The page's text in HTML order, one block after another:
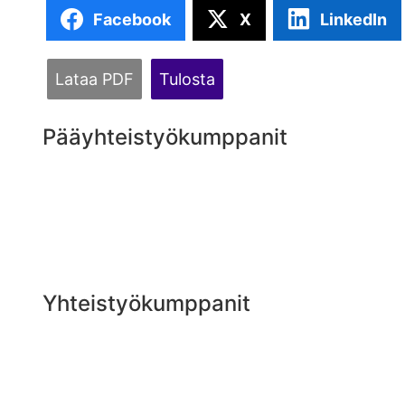
Facebook X LinkedIn
Lataa PDF Tulosta
Pääyhteistyökumppanit
Yhteistyökumppanit